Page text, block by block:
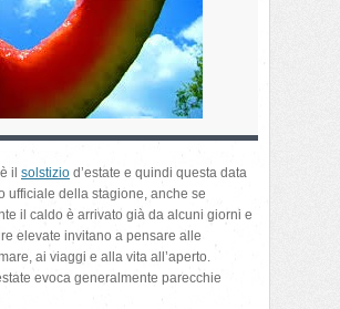
il solstizio d’estate e quindi questa data
ufficiale della stagione, anche se
il caldo è arrivato già da alcuni giorni e
elevate invitano a pensare alle
ai viaggi e alla vita all’aperto.
evoca generalmente parecchie